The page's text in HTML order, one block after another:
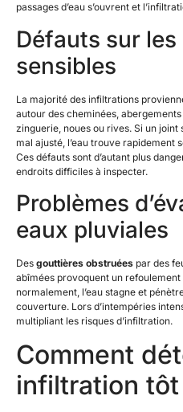
passages d’eau s’ouvrent et
Défauts sur
sensibles
La majorité des infiltrations
autour des cheminées,
zinguerie, noues ou rives. Si un
mal ajusté, l’eau trouve rapidement
Ces défauts sont d’autant plus
endroits difficiles à inspecter.
Problèmes
eaux pluviales
Des gouttières obstruées par des
abîmées provoquent un refoulement
normalement, l’eau stagne et
couverture. Lors d’intempéries
multipliant les risques d’infiltration.
Comment
infiltration tôt